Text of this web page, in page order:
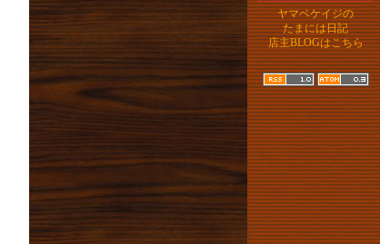
ヤマベケイジの
たまには日記
店主BLOGはこちら